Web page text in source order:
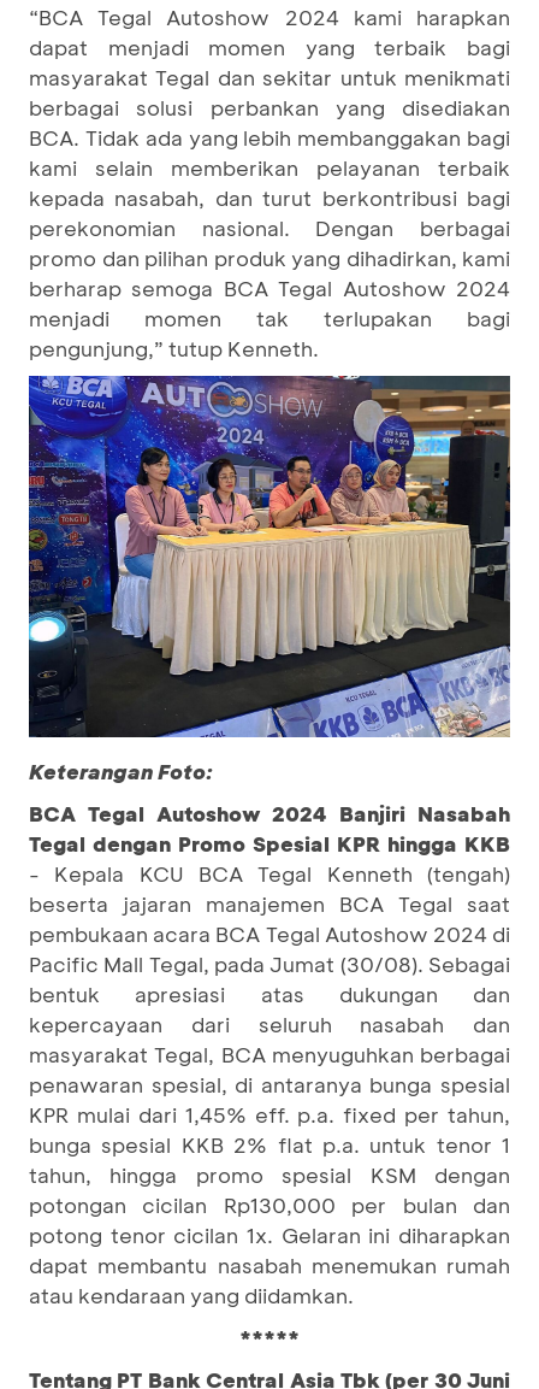
“BCA Tegal Autoshow 2024 kami harapkan
dapat menjadi momen yang terbaik bagi
masyarakat Tegal dan sekitar untuk menikmati
berbagai solusi perbankan yang disediakan
BCA. Tidak ada yang lebih membanggakan bagi
kami selain memberikan pelayanan terbaik
kepada nasabah, dan turut berkontribusi bagi
perekonomian nasional. Dengan berbagai
promo dan pilihan produk yang dihadirkan, kami
berharap semoga BCA Tegal Autoshow 2024
menjadi momen tak terlupakan bagi
pengunjung,” tutup Kenneth.
Keterangan Foto:
BCA Tegal Autoshow 2024 Banjiri Nasabah
Tegal dengan Promo Spesial KPR hingga KKB
- Kepala KCU BCA Tegal Kenneth (tengah)
beserta jajaran manajemen BCA Tegal saat
pembukaan acara BCA Tegal Autoshow 2024 di
Pacific Mall Tegal, pada Jumat (30/08). Sebagai
bentuk apresiasi atas dukungan dan
kepercayaan dari seluruh nasabah dan
masyarakat Tegal, BCA menyuguhkan berbagai
penawaran spesial, di antaranya bunga spesial
KPR mulai dari 1,45% eff. p.a. fixed per tahun,
bunga spesial KKB 2% flat p.a. untuk tenor 1
tahun, hingga promo spesial KSM dengan
potongan cicilan Rp130,000 per bulan dan
potong tenor cicilan 1x. Gelaran ini diharapkan
dapat membantu nasabah menemukan rumah
atau kendaraan yang diidamkan.
*****
Tentang PT Bank Central Asia Tbk (per 30 Juni